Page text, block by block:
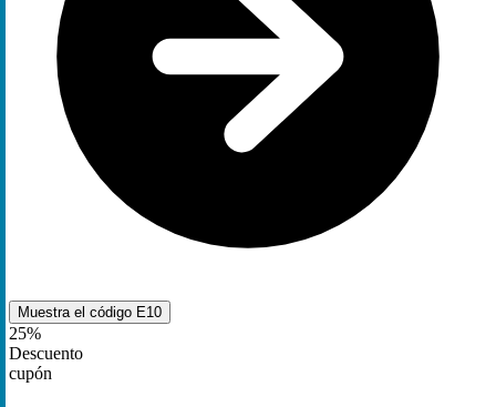
Muestra el código E10
25%
Descuento
cupón